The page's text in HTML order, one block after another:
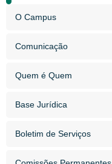
O Campus
Comunicação
Quem é Quem
Base Jurídica
Boletim de Serviços